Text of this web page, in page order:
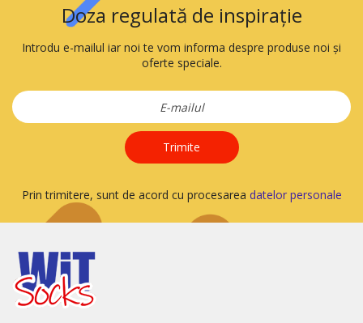
Doza regulată de inspirație
Introdu e-mailul iar noi te vom informa despre produse noi și
oferte speciale.
Trimite
Prin trimitere, sunt de acord cu procesarea datelor personale